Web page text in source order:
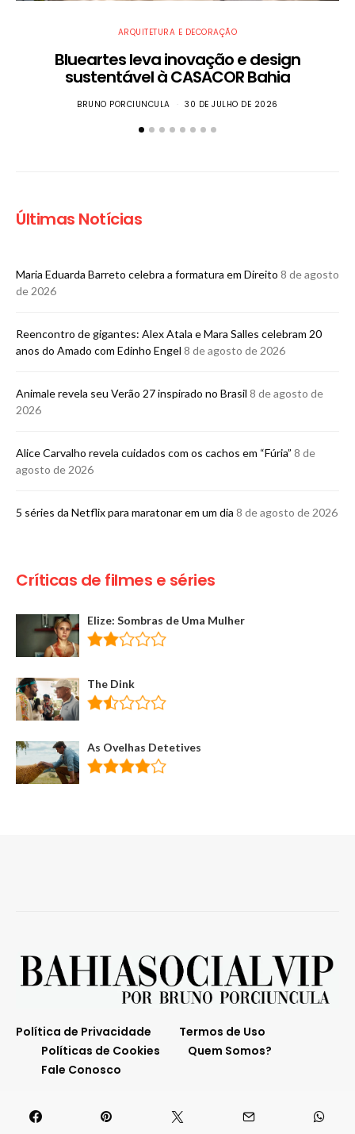
ARQUITETURA E DECORAÇÃO
Blueartes leva inovação e design
sustentável à CASACOR Bahia
BRUNO PORCIUNCULA 30 DE JULHO DE 2026
Últimas Notícias
Maria Eduarda Barreto celebra a formatura em Direito 8 de agosto
de 2026
Reencontro de gigantes: Alex Atala e Mara Salles celebram 20
anos do Amado com Edinho Engel 8 de agosto de 2026
Animale revela seu Verão 27 inspirado no Brasil 8 de agosto de
2026
Alice Carvalho revela cuidados com os cachos em “Fúria” 8 de
agosto de 2026
5 séries da Netflix para maratonar em um dia 8 de agosto de 2026
Críticas de filmes e séries
Elize: Sombras de Uma Mulher
The Dink
As Ovelhas Detetives
Política de Privacidade
Termos de Uso
Políticas de Cookies
Quem Somos?
Fale Conosco